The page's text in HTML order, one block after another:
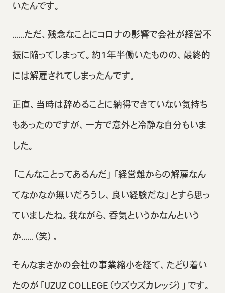
いたんです。
……ただ、残念なことにコロナの影響で会社が経営不
振に陥ってしまって。約1年半働いたものの、最終的
には解雇されてしまったんです。
正直、当時は辞めることに納得できていない気持ち
もあったのですが、一方で意外と冷静な自分もいま
した。
「こんなことってあるんだ」「経営難からの解雇なん
てなかなか無いだろうし、良い経験だな」とすら思っ
ていましたね。我ながら、呑気というかなんという
か……（笑）。
そんなまさかの会社の事業縮小を経て、たどり着い
たのが「UZUZ COLLEGE（ウズウズカレッジ）」です。